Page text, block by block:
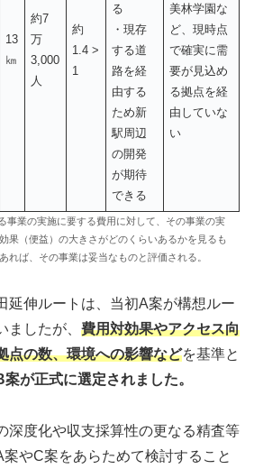
13
㎞
約7
万
3,000
人
約
1.4 >
1
る
・現存
する道
路を経
由する
ため新
駅周辺
の開発
が期待
できる
美林学園な
ど、現時点
で確実に需
要が見込め
る拠点を経
由していな
い
事業の実施に要する費用に対して、その事業の実
果（便益）の大きさがどのくらいあるかを見るも
れば、その事業は妥当なものと評価される。
延伸ルートは、当初A案が構想ルー
ましたが、 費用対効果やアクセス向
点の数、環境への影響などを基準と
案が正式に選定されました。
深度化や収支採算性の更なる精査等
やC案をあらためて検討すること